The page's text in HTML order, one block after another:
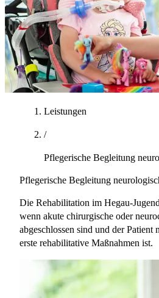
Leistungen
/
Pflegerische Begleitung
Pflegerische Begleitung
Die Rehabilitation im Hegau-
wenn akute chirurgische oder
abgeschlossen sind und der
erste rehabilitative Maßnahmen ist.